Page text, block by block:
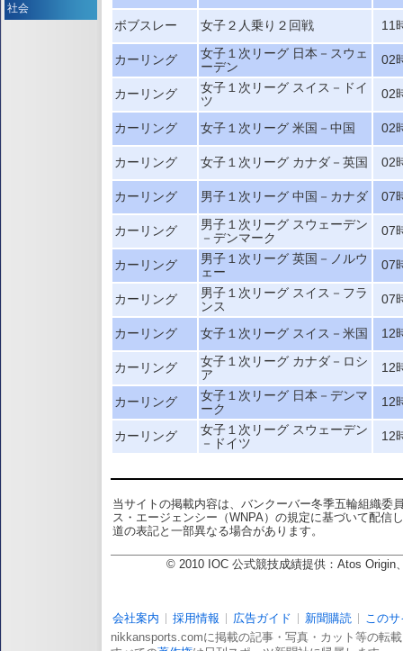
ボブスレー 女子２人乗り２回戦 11
カーリング
女子１次リーグ 日本－スウェ
ーデン
02
カーリング
女子１次リーグ スイス－ドイ
ツ
02
カーリング 女子１次リーグ 米国－中国 02
カーリング 女子１次リーグ カナダ－英国 02
カーリング 男子１次リーグ 中国－カナダ 07
カーリング
男子１次リーグ スウェーデン
－デンマーク
07
カーリング
男子１次リーグ 英国－ノルウ
ェー
07
カーリング
男子１次リーグ スイス－フラ
ンス
07
カーリング 女子１次リーグ スイス－米国 12
カーリング
女子１次リーグ カナダ－ロシ
ア
12
カーリング
女子１次リーグ 日本－デンマ
ーク
12
カーリング
女子１次リーグ スウェーデン
－ドイツ
12
当サイトの掲載内容は、バンクーバー冬季五輪組織委
ス・エージェンシー（WNPA）の規定に基づいて配信
道の表記と一部異なる場合があります。
© 2010 IOC 公式競技成績提供：Atos Origin
社会
会社案内 採用情報 広告ガイド 新聞購読
この
nikkansports.comに掲載の記事・写真・カット等の転